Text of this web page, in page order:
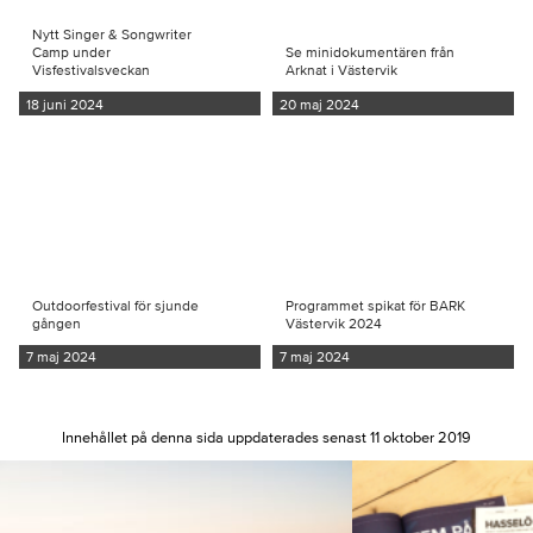
Nytt Singer & Songwriter
Camp under
Visfestivalsveckan
18 juni 2024
Se minidokumentären från
Arknat i Västervik
20 maj 2024
Outdoorfestival för sjunde
gången
7 maj 2024
Programmet spikat för BARK
Västervik 2024
7 maj 2024
Innehållet på denna sida uppdaterades senast 11 oktober 2019